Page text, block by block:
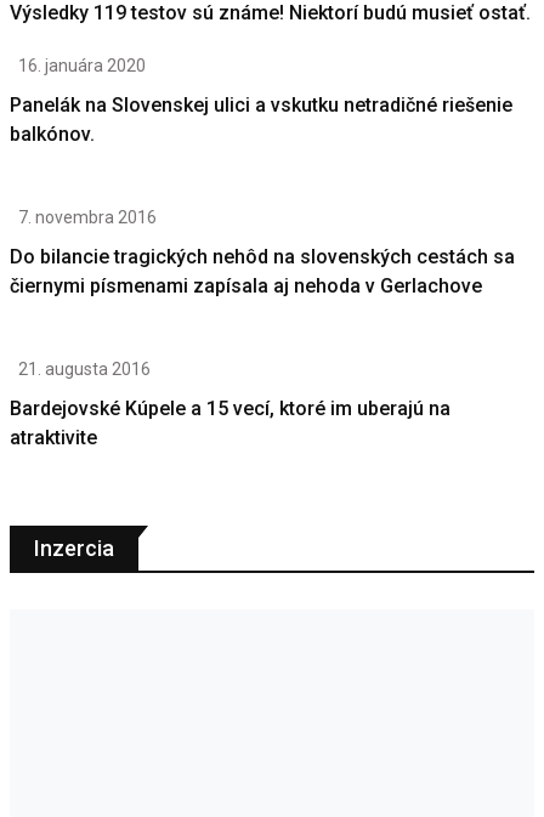
Výsledky 119 testov sú známe! Niektorí budú musieť ostať.
16. januára 2020
Panelák na Slovenskej ulici a vskutku netradičné riešenie
balkónov.
7. novembra 2016
Do bilancie tragických nehôd na slovenských cestách sa
čiernymi písmenami zapísala aj nehoda v Gerlachove
21. augusta 2016
Bardejovské Kúpele a 15 vecí, ktoré im uberajú na
atraktivite
Inzercia